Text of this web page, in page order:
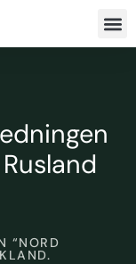
“NORD